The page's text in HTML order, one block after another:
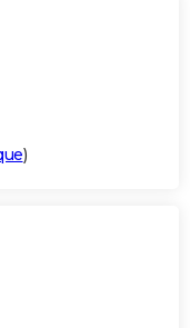
)